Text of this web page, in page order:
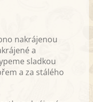
nakrájenou
a
sladkou
a za stálého